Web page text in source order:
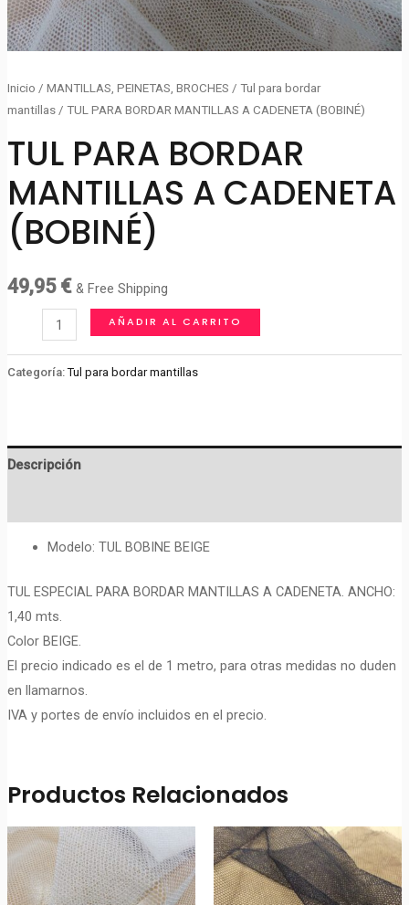
Inicio / MANTILLAS, PEINETAS, BROCHES / Tul para bordar
mantillas/ TUL PARA BORDAR MANTILLAS A CADENETA (BOBINÉ)
TUL PARA BORDAR
MANTILLAS A CADENETA
(BOBINÉ)
49,95 € & Free Shipping
BORDAR
CADENETA
(BOBINÉ)
AÑADIR AL CARRITO
Categoría:Tul para bordar mantillas
Descripción
Modelo: TUL BOBINE BEIGE
TUL ESPECIAL PARA BORDAR MANTILLAS A CADENETA. ANCHO:
1,40 mts.
Color BEIGE.
El precio indicado es el de 1 metro, para otras medidas no duden
en llamarnos.
IVA y portes de envío incluidos en el precio.
Productos Relacionados